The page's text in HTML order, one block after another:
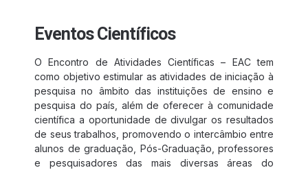
Eventos Científicos
O Encontro de Atividades Científicas – EAC tem
como objetivo estimular as atividades de iniciação à
pesquisa no âmbito das instituições de ensino e
pesquisa do país, além de oferecer à comunidade
científica a oportunidade de divulgar os resultados
de seus trabalhos, promovendo o intercâmbio entre
alunos de graduação, Pós-Graduação, professores
e pesquisadores das mais diversas áreas do